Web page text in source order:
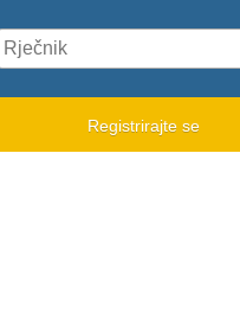
Registrirajte se